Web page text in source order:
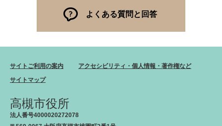
よくある質問と回答
サイトご利用の案内
アクセシビリティ・個人情報・著作権など
サイトマップ
高槻市役所
法人番号4000020272078